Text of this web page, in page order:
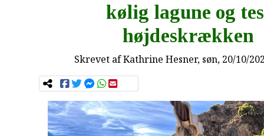
kølig lagune og
højdeskrækken
Skrevet afKathrine Hesner, søn, 20/10/